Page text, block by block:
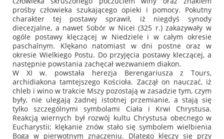
prośby człowieka szukającego opieki i pomocy. Pokutny
charakter tej postawy sprawił, iż niegdyś synody
diecezjalne, a nawet Sobór w Nicei (325 r.) zakazywały w
ogóle postawy klęczącej w Niedziele i w całym okresie
paschalnym. Klękano natomiast w dni postne oraz w
okresie Wielkiego Postu. Do przyjęcia postawy kleczącej, a
następnie powstania zachęcał wezwaniem diakon.
W XI w. powstała herezja Berengariusza z Tours,
archidiakona tamtejszego Kościoła. Zaczął on nauczać, iż
chleb i wino w trakcie Mszy pozostają w zasadzie tym, czym
były, nie ulegają żadnej istotnej przemianie, a stają się
tylko szczególnymi symbolami Ciała i Krwi Chrystusa.
Reakcją wiernych był rozwój kultu Chrystusa obecnego w
Eucharystii; klękanie znów stało się symbolem wielbienia
Boga w pierwotnym znaczeniu. Dlatego klęczy się przy